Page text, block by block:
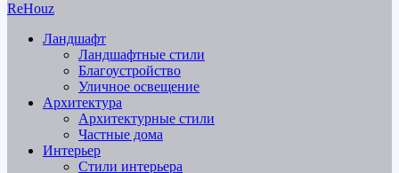
ReHouz
Ландшафт
Ландшафтные стили
Благоустройство
Уличное освещение
Архитектура
Архитектурные стили
Частные дома
Интерьер
Стили интерьера